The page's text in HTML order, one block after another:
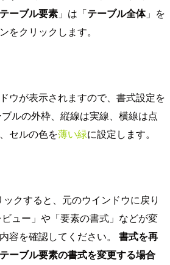
テーブル要素 」は「テーブル全体」を
をクリックします。
ウが表示されますので、書式設定を
ルの外枠、縦線は実線、横線は点
、セルの色を薄い緑に設定します。
クすると、元のウインドウに戻り
ュー」や「要素の書式」などが変
容を確認してください。 書式を再
ーブル要素の書式を変更する場合